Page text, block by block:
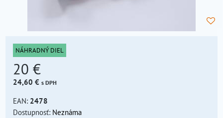
NÁHRADNÝ DIEL
20 €
24,60 € s DPH
EAN: 2478
Dostupnosť: Neznáma